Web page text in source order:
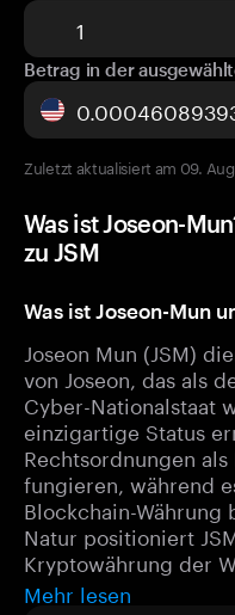
Betrag in der
Zuletzt aktualisiert am 09.
Was ist Joseon-
zu JSM
Was ist Joseon-Mun
Joseon Mun (JSM)
von Joseon, das als
Cyber-Nationalstaat
einzigartige Status
Rechtsordnungen
fungieren, während
Blockchain-
Natur positioniert
Kryptowährung der
Mehr lesen